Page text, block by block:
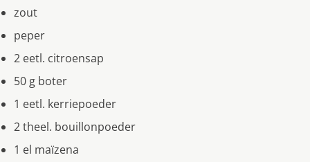
zout
peper
2 eetl. citroensap
50 g boter
1 eetl. kerriepoeder
2 theel. bouillonpoeder
1 el maïzena